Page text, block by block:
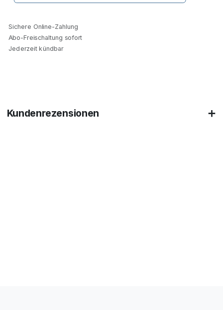
Sichere Online-Zahlung
Abo-Freischaltung sofort
Jederzeit kündbar
Kundenrezensionen